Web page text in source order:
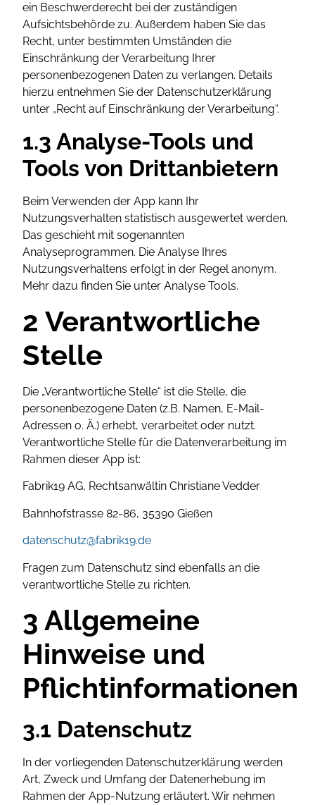
ein Beschwerderecht bei der zuständigen
Aufsichtsbehörde zu. Außerdem haben Sie das
Recht, unter bestimmten Umständen die
Einschränkung der Verarbeitung Ihrer
personenbezogenen Daten zu verlangen. Details
hierzu entnehmen Sie der Datenschutzerklärung
unter „Recht auf Einschränkung der Verarbeitung“.
1.3 Analyse-Tools und
Tools von Drittanbietern
Beim Verwenden der App kann Ihr
Nutzungsverhalten statistisch ausgewertet werden.
Das geschieht mit sogenannten
Analyseprogrammen. Die Analyse Ihres
Nutzungsverhaltens erfolgt in der Regel anonym.
Mehr dazu finden Sie unter Analyse Tools.
2 Verantwortliche
Stelle
Die „Verantwortliche Stelle“ ist die Stelle, die
personenbezogene Daten (z.B. Namen, E-Mail-
Adressen o. Ä.) erhebt, verarbeitet oder nutzt.
Verantwortliche Stelle für die Datenverarbeitung im
Rahmen dieser App ist:
Fabrik19 AG, Rechtsanwältin Christiane Vedder
Bahnhofstrasse 82-86, 35390 Gießen
datenschutz@fabrik19.de
Fragen zum Datenschutz sind ebenfalls an die
verantwortliche Stelle zu richten.
3 Allgemeine
Hinweise und
Pflichtinformationen
3.1 Datenschutz
In der vorliegenden Datenschutzerklärung werden
Art, Zweck und Umfang der Datenerhebung im
Rahmen der App-Nutzung erläutert. Wir nehmen